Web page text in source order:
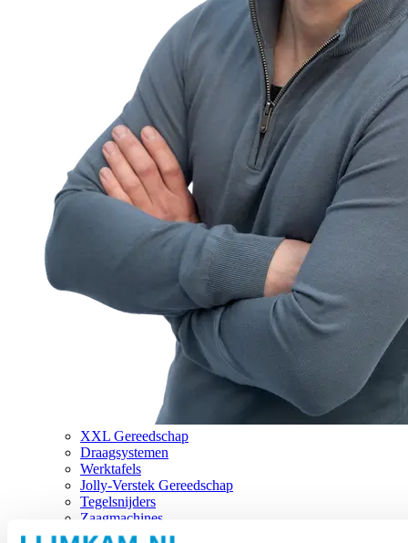
XXL Gereedschap
Draagsystemen
Werktafels
Jolly-Verstek Gereedschap
Tegelsnijders
Zaagmachines
Merken